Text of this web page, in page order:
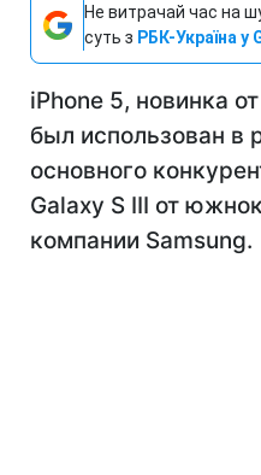
Не витрачай час на
суть з РБК-Україна у
iPhone 5, новинка
был использован в
основного
Galaxy S III от
компании Samsung.